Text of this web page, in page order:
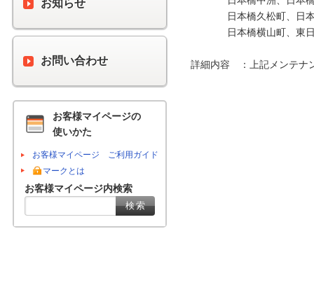
日本橋久松町、日本橋
日本橋横山
お知らせ
お問い合わせ
お客様マイページの
使いかた
お客様マイページ ご利用ガイド
マークとは
お客様マイページ内検索